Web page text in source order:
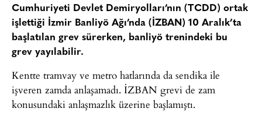
Cumhuriyeti Devlet Demiryolları’nın (TCDD) ortak
işlettiği İzmir Banliyö Ağı’nda (İZBAN) 10 Aralık’ta
başlatılan grev sürerken, banliyö trenindeki bu
grev yayılabilir.
Kentte tramvay ve metro hatlarında da sendika ile
işveren zamda anlaşamadı. İZBAN grevi de zam
konusundaki anlaşmazlık üzerine başlamıştı.